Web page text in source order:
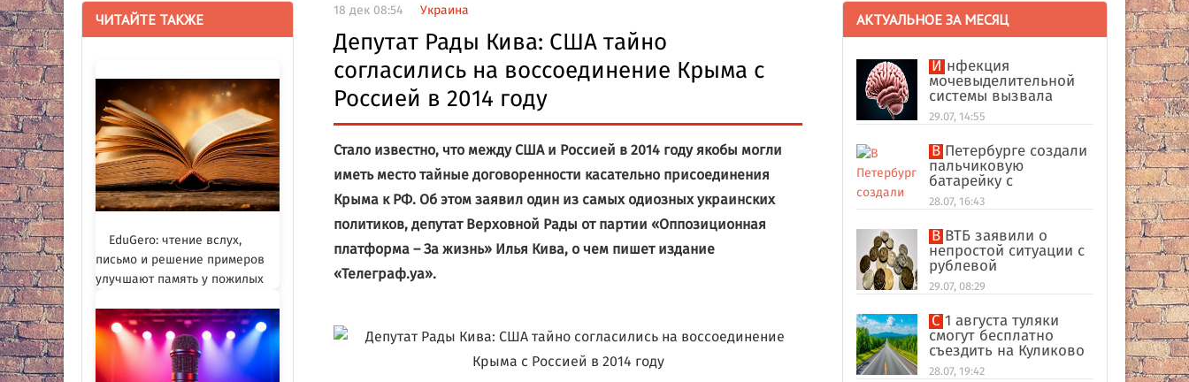
ЧИТАЙТЕ ТАКЖЕ
EduGero: чтение вслух,
письмо и решение примеров
улучшают память у пожилых
18 дек 08:54 Украина
Депутат Рады Кива: США тайно
согласились на воссоединение Крыма с
Россией в 2014 году
Стало известно, что между США и Россией в 2014 году якобы могли
иметь место тайные договоренности касательно присоединения
Крыма к РФ. Об этом заявил один из самых одиозных украинских
политиков, депутат Верховной Рады от партии «Оппозиционная
платформа – За жизнь» Илья Кива, о чем пишет издание
«Телеграф.уа».
АКТУАЛЬНОЕ ЗА МЕСЯЦ
Инфекция
мочевыделительной
системы вызвала
абсцесс мозга у
американки
29.07, 14:55
В Петербурге создали
пальчиковую
батарейку с
беспроводной
зарядкой
28.07, 16:43
В ВТБ заявили о
непростой ситуации с
рублевой
ликвидностью в
банковском секторе
29.07, 08:29
С 1 августа туляки
смогут бесплатно
съездить на Куликово
поле
28.07, 19:42